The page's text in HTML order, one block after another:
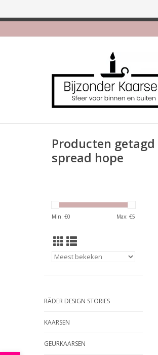
Producten
spread hope
Min: €0 Max: €5
RÄDER DESIGN STORIES
KAARSEN
GEURKAARSEN